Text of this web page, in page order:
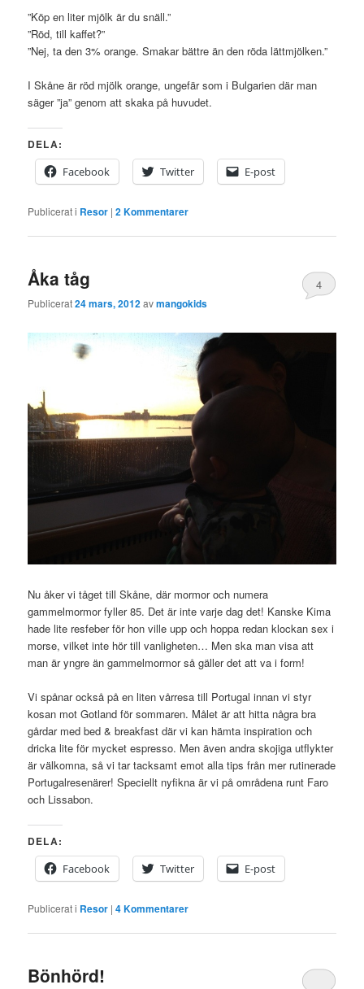
”Köp en liter mjölk är du snäll.”
”Röd, till kaffet?”
”Nej, ta den 3% orange. Smakar bättre än den röda lättmjölken.”
I Skåne är röd mjölk orange, ungefär som i Bulgarien där man
säger ”ja” genom att skaka på huvudet.
DELA:
Facebook
Twitter E-post
Publicerat i Resor |2Kommentarer
Åka tåg
Publicerat24 mars, 2012avmangokids
4
Nu åker vi tåget till Skåne, där mormor och numera
gammelmormor fyller 85. Det är inte varje dag det! Kanske Kima
hade lite resfeber för hon ville upp och hoppa redan klockan sex i
morse, vilket inte hör till vanligheten… Men ska man visa att
man är yngre än gammelmormor så gäller det att va i form!
Vi spånar också på en liten vårresa till Portugal innan vi styr
kosan mot Gotland för sommaren. Målet är att hitta några bra
gårdar med bed & breakfast där vi kan hämta inspiration och
dricka lite för mycket espresso. Men även andra skojiga utflykter
är välkomna, så vi tar tacksamt emot alla tips från mer rutinerade
Portugalresenärer! Speciellt nyfikna är vi på områdena runt Faro
och Lissabon.
DELA:
Facebook
Twitter E-post
Publicerat i Resor |4Kommentarer
Bönhörd!